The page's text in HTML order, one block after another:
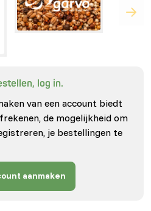
log in.
van een account biedt
de mogelijkheid om
je bestellingen te
aanmaken